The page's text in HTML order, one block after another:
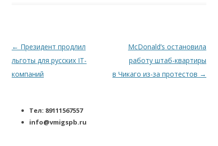
Навигация по записям
← Президент продлил
льготы для русских IT-
компаний
McDonald’s остановила
работу штаб-квартиры
в Чикаго из-за протестов →
Тел: 89111567557
info@vmigspb.ru